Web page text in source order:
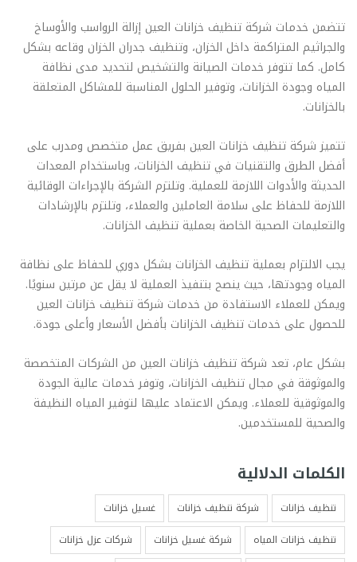
تتضمن خدمات شركة تنظيف خزانات العين إزالة الرواسب والأوساخ
والجراثيم المتراكمة داخل الخزان، وتنظيف جدران الخزان وقاعه بشكل
كامل. كما تتوفر خدمات الصيانة والتشخيص لتحديد مدى نظافة
المياه وجودة الخزانات، وتوفير الحلول المناسبة للمشاكل المتعلقة
بالخزانات.
تتميز شركة تنظيف خزانات العين بفريق عمل متخصص ومدرب على
أفضل الطرق والتقنيات في تنظيف الخزانات، وباستخدام المعدات
الحديثة والأدوات اللازمة للعملية. وتلتزم الشركة بالإجراءات الوقائية
اللازمة للحفاظ على سلامة العاملين والعملاء، وتلتزم بالإرشادات
والتعليمات الصحية الخاصة بعملية تنظيف الخزانات.
يجب الالتزام بعملية تنظيف الخزانات بشكل دوري للحفاظ على نظافة
المياه وجودتها، حيث ينصح بتنفيذ العملية لا يقل عن مرتين سنويًا.
ويمكن للعملاء الاستفادة من خدمات شركة تنظيف خزانات العين
للحصول على خدمات تنظيف الخزانات بأفضل الأسعار وأعلى جودة.
بشكل عام، تعد شركة تنظيف خزانات العين من الشركات المتخصصة
والموثوقة في مجال تنظيف الخزانات، وتوفر خدمات عالية الجودة
والموثوقية للعملاء. ويمكن الاعتماد عليها لتوفير المياه النظيفة
والصحية للمستخدمين.
الكلمات الدلالية
تنظيف خزانات شركة تنظيف خزانات
غسيل خزانات
تنظيف خزانات المياه
شركة غسيل خزانات
شركات عزل خزانات